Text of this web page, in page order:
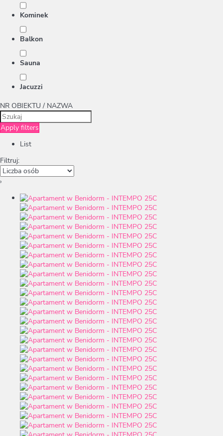
Kominek
Balkon
Sauna
Jacuzzi
NR OBIEKTU / NAZWA
Apply filters
List
Filtruj:
›